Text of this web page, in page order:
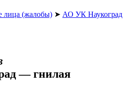
лица (жалобы) ➤ АО УК Наукоград
— гнилая